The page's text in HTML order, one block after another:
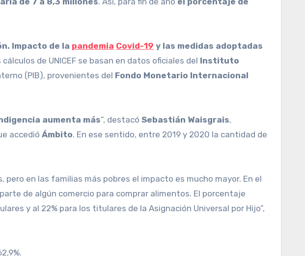
Impacto de la pandemia Covid-19 y las medidas adoptadas
cálculos de UNICEF se basan en datos oficiales del Instituto
(PIB), provenientes del Fondo Monetario Internacional
aumenta más”, destacó Sebastián Waisgrais,
accedió Ámbito. En ese sentido, entre 2019 y 2020 la cantidad de
en las familias más pobres el impacto es mucho mayor. En el
de algún comercio para comprar alimentos. El porcentaje
y al 22% para los titulares de la Asignación Universal por Hijo”,